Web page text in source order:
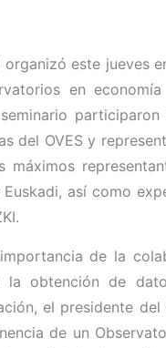
este jueves
en
del OVES y
así como
de la
obtención de
el presidente del
de un